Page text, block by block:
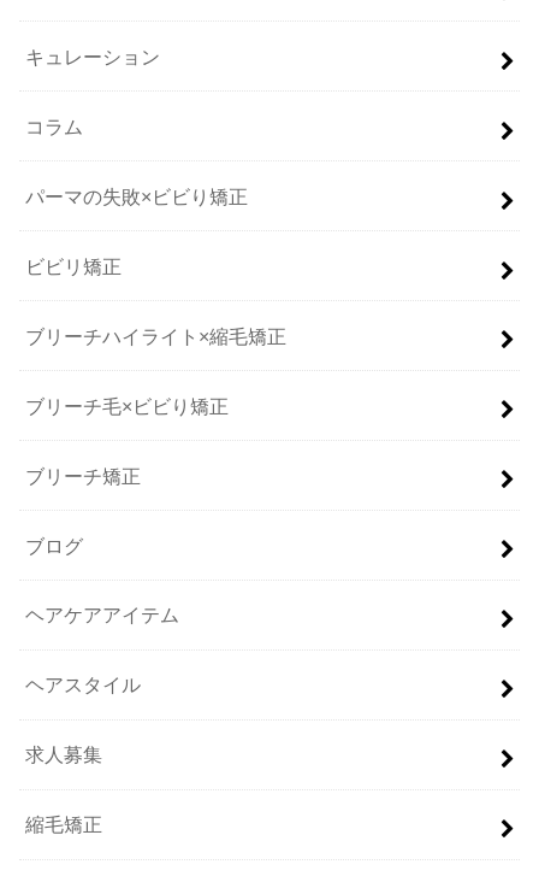
キュレーション
コラム
パーマの失敗×ビビり矯正
ビビリ矯正
ブリーチハイライト×縮毛矯正
ブリーチ毛×ビビり矯正
ブリーチ矯正
ブログ
ヘアケアアイテム
ヘアスタイル
求人募集
縮毛矯正